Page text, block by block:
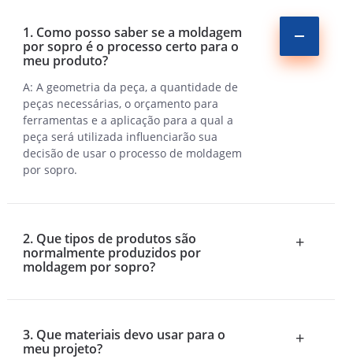
1. Como posso saber se a moldagem
por sopro é o processo certo para o
meu produto?
A: A geometria da peça, a quantidade de
peças necessárias, o orçamento para
ferramentas e a aplicação para a qual a
peça será utilizada influenciarão sua
decisão de usar o processo de moldagem
por sopro.
2. Que tipos de produtos são
normalmente produzidos por
moldagem por sopro?
+
3. Que materiais devo usar para o
meu projeto?
+